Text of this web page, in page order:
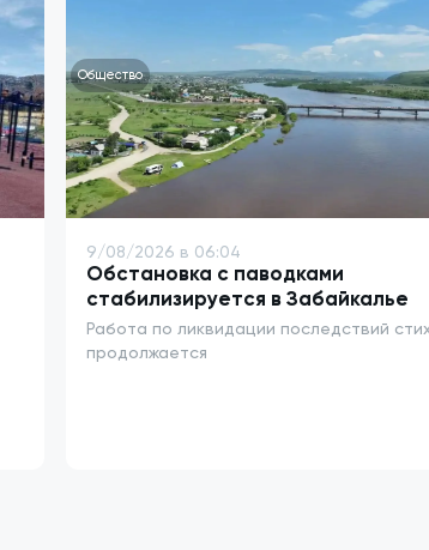
Общество
9/08/2026 в 06:04
Обстановка с паводками
стабилизируется в Забайкалье
Работа по ликвидации последствий
продолжается